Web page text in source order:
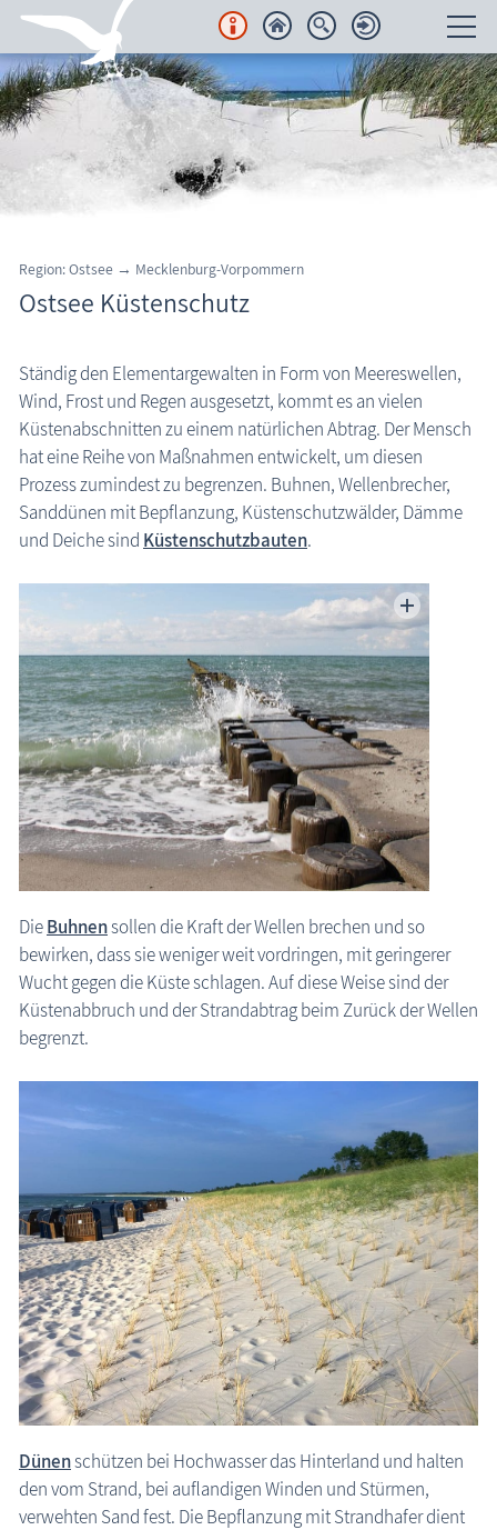
Unterkünfte
Regionales
Urlaubsorte
Karten
Freizeit
Wissenswertes
Aktuelles
FKK-Strände
den Strand erleben
Ostsee, allgemein
Geschichtliches
Küstenschutz
Küstenschutzbauten
Strandfunde
die Natur erleben
Geschichten, Märchen & Sagen
Kranich Grus grus
Sehenswertes
Traditionelles
Zeitzeugen
Veranstaltungen
Region: Ostsee → Mecklenburg-Vorpommern
Ostsee Küstenschutz
Ständig den Elementargewalten in Form von Meereswellen,
Wind, Frost und Regen ausgesetzt, kommt es an vielen
Küstenabschnitten zu einem natürlichen Abtrag. Der Mensch
hat eine Reihe von Maßnahmen entwickelt, um diesen
Prozess zumindest zu begrenzen. Buhnen, Wellenbrecher,
Sanddünen mit Bepflanzung, Küstenschutzwälder, Dämme
und Deiche sind Küstenschutzbauten.
DieBuhnensollen die Kraft der Wellen brechen und so
bewirken, dass sie weniger weit vordringen, mit geringerer
Wucht gegen die Küste schlagen. Auf diese Weise sind der
Küstenabbruch und der Strandabtrag beim Zurück der Wellen
begrenzt.
Dünenschützen bei Hochwasser das Hinterland und halten
den vom Strand, bei auflandigen Winden und Stürmen,
verwehten Sand fest. Die Bepflanzung mit Strandhafer dient